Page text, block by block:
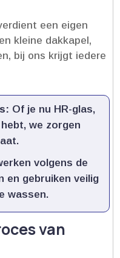
een eigen
kleine dakkapel,
bij ons krijgt iedere
Of je nu HR-glas,
we zorgen
volgens de
en gebruiken veilig
wassen.​
van